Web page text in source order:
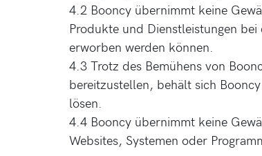
4.2 Booncy übernimmt keine
Produkte und Dienstleistungen
erworben werden können.
4.3 Trotz des Bemühens von
bereitzustellen, behält sich
lösen.
4.4 Booncy übernimmt keine
Websites, Systemen oder